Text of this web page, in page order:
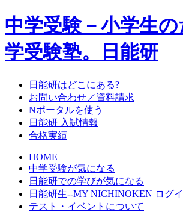
中学受験－小学生
学受験塾。日能研
日能研はどこにある?
お問い合わせ／資料請求
Nポータルを使う
日能研 入試情報
合格実績
HOME
中学受験が気になる
日能研での学びが気になる
日能研生--MY NICHINOKEN ログ
テスト・イベントについて